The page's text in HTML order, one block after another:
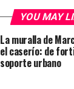
YOU MAY
La muralla de
el caserío: de
soporte urbano